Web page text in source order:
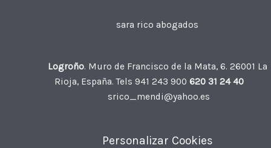
sara rico abogados
Logroño. Muro de Francisco de la Mata, 6. 26001 La
Rioja, España. Tels 941 243 900 620 31 24 40
srico_mendi@yahoo.es
Personalizar Cookies